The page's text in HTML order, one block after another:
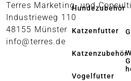
Hundezubehör
Katzenfutter
Katzenzubehör
Vogelfutter
Terres Marketing- und
Industrieweg 110
48155 Münster
info@terres.de